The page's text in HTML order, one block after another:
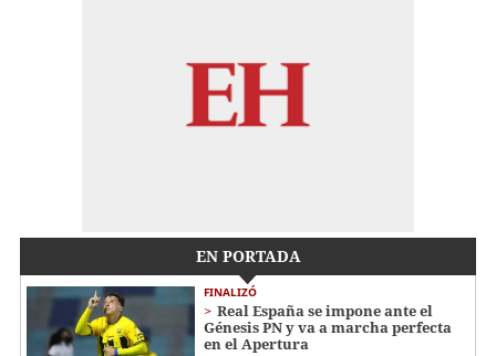
EN PORTADA
FINALIZÓ
Real España se impone ante el
Génesis PN y va a marcha perfecta
en el Apertura